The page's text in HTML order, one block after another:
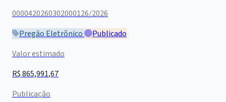
0000420260302000126/2026
Pregão Eletrônico
Publicado
Valor estimado
R$ 865,991,67
Publicação